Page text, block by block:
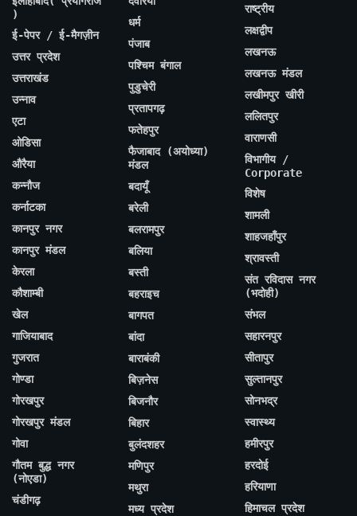
)
ई-पेपर / ई-मैगज़ीन
उत्तर प्रदेश
उत्तराखंड
उन्नाव
एटा
ओडिसा
औरैया
कन्नौज
कर्नाटका
कानपुर नगर
कानपुर मंडल
केरला
कौशाम्बी
खेल
गाजियाबाद
गुजरात
गोण्डा
गोरखपुर
गोरखपुर मंडल
गोवा
गौतम बुद्ध नगर
(नोएडा)
चंडीगढ़
धर्म
पंजाब
पश्चिम बंगाल
पुडुचेरी
प्रतापगढ़
फतेहपुर
फैजाबाद (अयोध्या)
मंडल
बदायूँ
बरेली
बलरामपुर
बलिया
बस्ती
बहराइच
बागपत
बांदा
बाराबंकी
बिज़नेस
बिजनौर
बिहार
बुलंदशहर
मणिपुर
मथुरा
मध्य प्रदेश
राष्ट्रीय
लक्षद्वीप
लखनऊ
लखनऊ मंडल
लखीमपुर खीरी
ललितपुर
वाराणसी
विभागीय /
Corporate
विशेष
शामली
शाहजहाँपुर
श्रावस्ती
संत रविदास नगर
(भदोही)
संभल
सहारनपुर
सीतापुर
सुल्तानपुर
सोनभद्र
स्वास्थ्य
हमीरपुर
हरदोई
हरियाणा
हिमाचल प्रदेश